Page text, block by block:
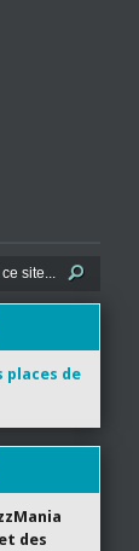
places de
des